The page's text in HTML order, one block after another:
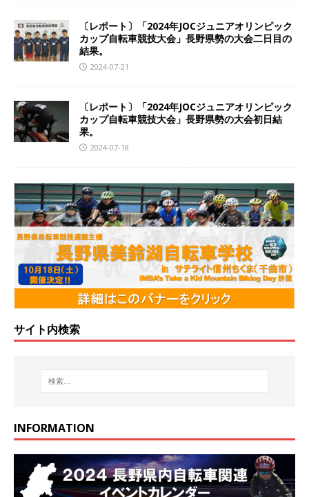
〔レポート〕「2024年JOCジュニアオリンピック
カップ自転車競技大会」長野県勢の大会二日目の
結果。
2024-07-21
〔レポート〕「2024年JOCジュニアオリンピック
カップ自転車競技大会」長野県勢の大会初日結
果。
2024-07-18
サイト内検索
INFORMATION